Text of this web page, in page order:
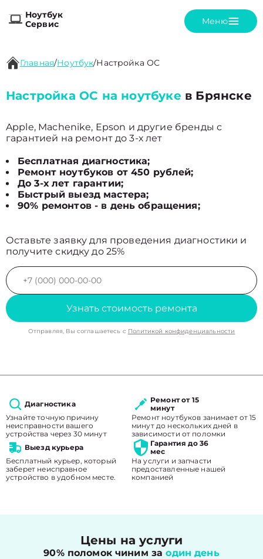
Ноутбук
Сервис
Меню
Главная/Ноутбук/Настройка ОС
Настройка ОС на ноутбуке в Брянске
Apple, Machenike, Epson и другие бренды с
гарантией на ремонт до 3-х лет
Бесплатная диагностика;
Ремонт ноутбуков от 450 рублей;
До 3-х лет гарантии;
Быстрый выезд мастера;
90% ремонтов - в день обращения;
Оставьте заявку для проведения диагностики и
получите скидку до 25%
Узнать стоимость ремонта
Отправляя, Вы соглашаетесь с Политикой конфиденциальности
Диагностика
Узнайте точную причину
неисправности вашего
устройства через 30 минут
Ремонт от 15
минут
Ремонт ноутбуков занимает от 15
минут до нескольких дней в
зависимости от поломки
Выезд курьера
Бесплатный курьер, который
заберет неисправное
устройство в удобном месте.
Гарантия до 36
мес
На услуги и запчасти
предоставленные нашей
компанией
Цены на услуги
90% поломок чиним заодин день